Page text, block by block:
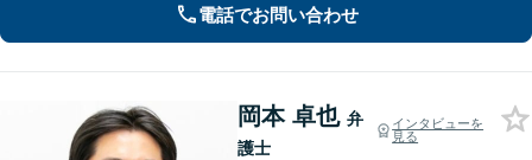
【法テラス利用可】
電話でお問い合わせ
岡本 卓也 弁
護士
インタビューを
見る